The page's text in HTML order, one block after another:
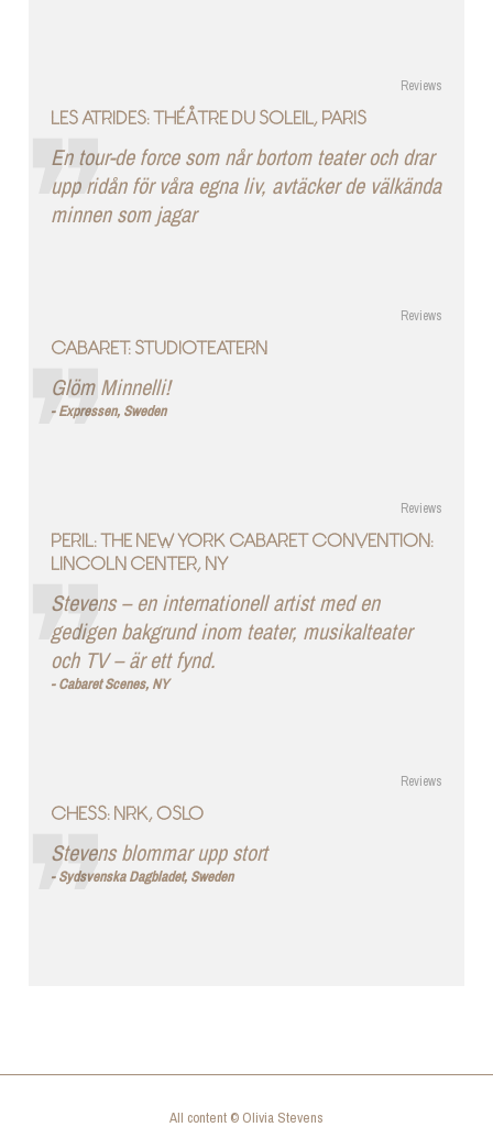
Reviews
LES ATRIDES: THÉÅTRE DU SOLEIL, PARIS
En tour-de force som når bortom teater och drar
upp ridån för våra egna liv, avtäcker de välkända
minnen som jagar
Reviews
CABARET: STUDIOTEATERN
Glöm Minnelli!
Expressen, Sweden
Reviews
PERIL: THE NEW YORK CABARET CONVENTION:
LINCOLN CENTER, NY
Stevens – en internationell artist med en
gedigen bakgrund inom teater, musikalteater
och TV – är ett fynd.
Cabaret Scenes, NY
Reviews
CHESS: NRK, OSLO
Stevens blommar upp stort
Sydsvenska Dagbladet, Sweden
All content © Olivia Stevens